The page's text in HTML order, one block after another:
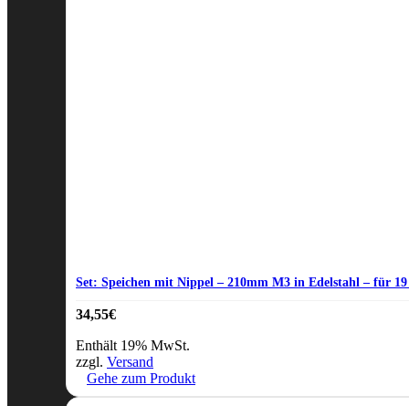
Set: Speichen mit Nippel – 210mm M3 in Edelstahl – für
34,55€
Enthält 19% MwSt.
zzgl. Versand
Gehe zum Produkt